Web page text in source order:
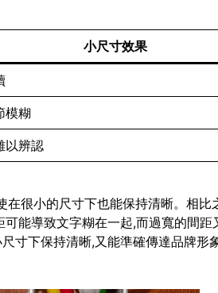
小尺寸效果
模糊
以辨認
很小的尺寸下也能保持清晰。相
能導致文字糊在一起,而過寬的間
寸下保持清晰,又能準確傳達品牌形